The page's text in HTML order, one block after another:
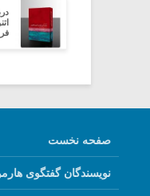
صفحه نخست
نویسندگان گفتگوی